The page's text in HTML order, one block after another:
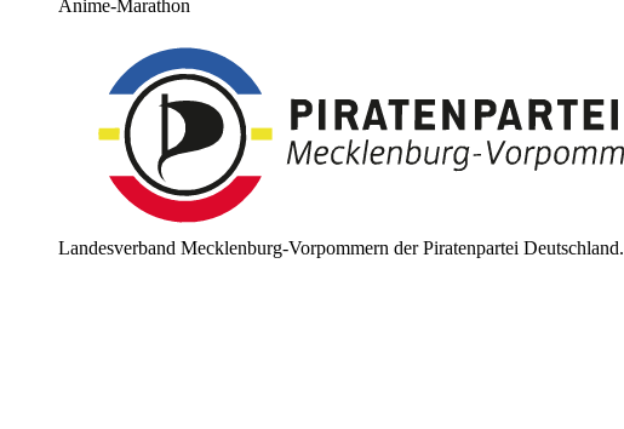
Anime-Marathon
Landesverband Mecklenburg-Vorpommern der Piratenpartei Deutschland.